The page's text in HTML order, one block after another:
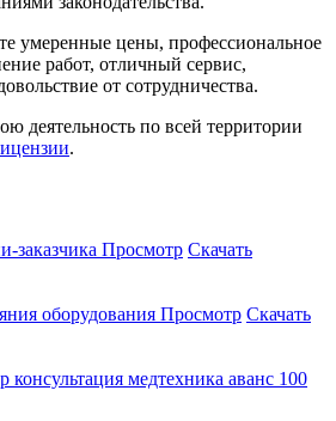
умеренные цены, профессиональное
работ, отличный сервис,
от сотрудничества.
деятельность по всей территории
.
заказчика Просмотр Скачать
оборудования Просмотр Скачать
медтехника аванс 100